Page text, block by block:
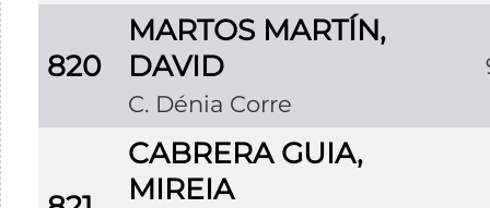
820
MARTOS MARTÍN,
DAVID
C. Dénia Corre
CABRERA GUIA,
MIREIA